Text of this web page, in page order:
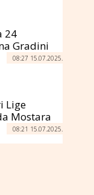
24
Gradini
08:27 15.07.2025.
Lige
Mostara
08:21 15.07.2025.